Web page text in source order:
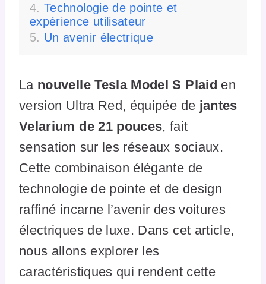
Technologie de pointe et
expérience utilisateur
Un avenir électrique
La nouvelle Tesla Model S Plaid en
version Ultra Red, équipée de jantes
Velarium de 21 pouces, fait
sensation sur les réseaux sociaux.
Cette combinaison élégante de
technologie de pointe et de design
raffiné incarne l’avenir des voitures
électriques de luxe. Dans cet article,
nous allons explorer les
caractéristiques qui rendent cette